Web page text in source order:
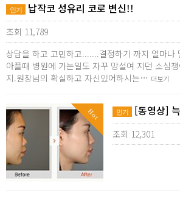
인기 납작코 성유리 코로 변신!!
조회 11,789
상담을 하고 고민하고.......결정하기 까지 얼마나
아플때 병원에 가는일도 자꾸 망설여 지던 소심
지.원장님의 확실하고 자신있어하시는… 더보기
Hot 인기 [동영상]
조회 12,301